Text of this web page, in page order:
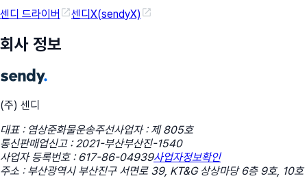
센디 드라이버 센디X(sendyX)
회사 정보
(주) 센디
대표 : 염상준화물운송주선사업자 : 제 805호
통신판매업신고 : 2021-부산부산진-1540
사업자 등록번호 : 617-86-04939사업자정보확인
주소 : 부산광역시 부산진구 서면로 39, KT&G 상상마당 6층 9호, 10호